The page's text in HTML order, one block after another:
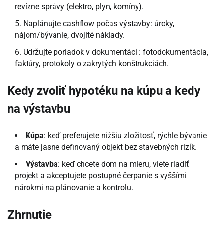
revízne správy (elektro, plyn, komíny).
Naplánujte cashflow počas výstavby: úroky,
nájom/bývanie, dvojité náklady.
Udržujte poriadok v dokumentácii: fotodokumentácia,
faktúry, protokoly o zakrytých konštrukciách.
Kedy zvoliť hypotéku na kúpu a kedy
na výstavbu
Kúpa: keď preferujete nižšiu zložitosť, rýchle bývanie
a máte jasne definovaný objekt bez stavebných rizík.
Výstavba: keď chcete dom na mieru, viete riadiť
projekt a akceptujete postupné čerpanie s vyššími
nárokmi na plánovanie a kontrolu.
Zhrnutie